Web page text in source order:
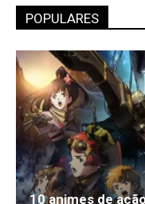
POPULARES
10 animes de